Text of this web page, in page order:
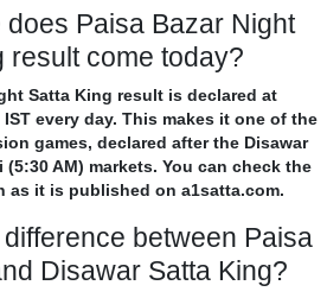
does Paisa Bazar Night
result come today?
Satta King result is declared at
every day. This makes it one of the
games, declared after the Disawar
(5:30 AM) markets. You can check the
as it is published on a1satta.com.
between Paisa
Disawar Satta King?